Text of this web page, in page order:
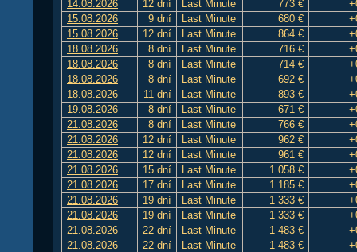
14.08.2026
12 dní Last Minute 773 €
15.08.2026
9 dní Last Minute 680 €
15.08.2026
12 dní Last Minute 864 €
18.08.2026
8 dní Last Minute 716 €
18.08.2026
8 dní Last Minute 714 €
18.08.2026
8 dní Last Minute 692 €
18.08.2026
11 dní Last Minute 893 €
19.08.2026
8 dní Last Minute 671 €
21.08.2026
8 dní Last Minute 766 €
21.08.2026
12 dní Last Minute 962 €
21.08.2026
12 dní Last Minute 961 €
21.08.2026
15 dní Last Minute 1 058 €
21.08.2026
17 dní Last Minute 1 185 €
21.08.2026
19 dní Last Minute 1 333 €
21.08.2026
19 dní Last Minute 1 333 €
21.08.2026
22 dní Last Minute 1 483 €
21.08.2026
22 dní Last Minute 1 483 €